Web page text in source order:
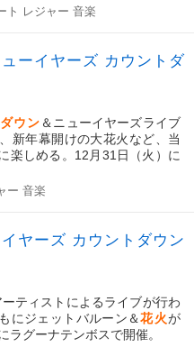
ト レジャー 音楽
ーイヤーズ カウントダ
ウン ＆ニューイヤーズライブ
新年幕開けの大花火など、当
楽しめる。12月31日（火）に
ー 音楽
ヤーズ カウントダウン
ティストによるライブが行わ
にジェットバルーン＆花火が
グーナテンボスで開催。